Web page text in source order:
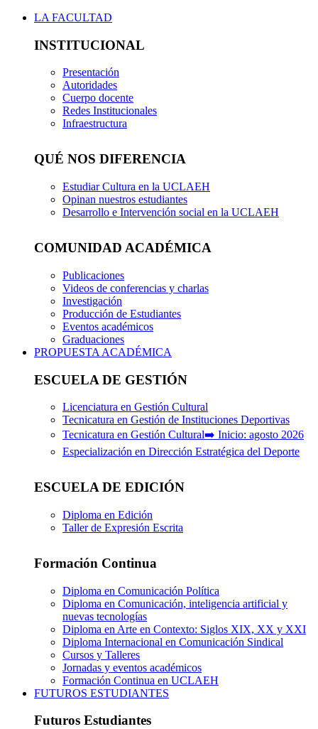
LA FACULTAD
INSTITUCIONAL
Presentación
Autoridades
Cuerpo docente
Redes Institucionales
Infraestructura
QUÉ NOS DIFERENCIA
Estudiar Cultura en la UCLAEH
Opinan nuestros estudiantes
Desarrollo e Intervención social en la UCLAEH
COMUNIDAD ACADÉMICA
Publicaciones
Videos de conferencias y charlas
Investigación
Producción de Estudiantes
Eventos académicos
Graduaciones
PROPUESTA ACADÉMICA
ESCUELA DE GESTIÓN
Licenciatura en Gestión Cultural
Tecnicatura en Gestión de Instituciones Deportivas
Tecnicatura en Gestión Cultural➡️ Inicio: agosto 2026
Especialización en Dirección Estratégica del Deporte
ESCUELA DE EDICIÓN
Diploma en Edición
Taller de Expresión Escrita
Formación Continua
Diploma en Comunicación Política
Diploma en Comunicación, inteligencia artificial y
nuevas tecnologías
Diploma en Arte en Contexto: Siglos XIX, XX y XXI
Diploma Internacional en Comunicación Sindical
Cursos y Talleres
Jornadas y eventos académicos
Formación Continua en UCLAEH
FUTUROS ESTUDIANTES
Futuros Estudiantes